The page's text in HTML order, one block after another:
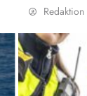
Redaktion